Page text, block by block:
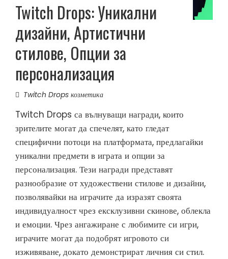
Twitch Drops: Уникални
дизайни, Артистични
стилове, Опции за
персонализация
Twitch Drops козметика
Twitch Drops са вълнуващи награди, които
зрителите могат да спечелят, като гледат
специфични потоци на платформата, предлагайки
уникални предмети в играта и опции за
персонализация. Тези награди представят
разнообразие от художествени стилове и дизайни,
позволявайки на играчите да изразят своята
индивидуалност чрез ексклузивни скинове, облекла
и емоции. Чрез ангажиране с любимите си игри,
играчите могат да подобрят игровото си
изживяване, докато демонстрират личния си стил.